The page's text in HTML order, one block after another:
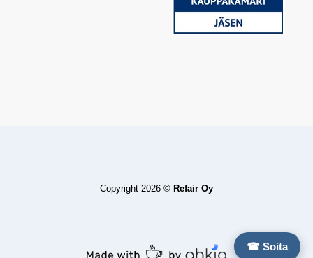
☎ Soita
Copyright 2026 © Refair Oy